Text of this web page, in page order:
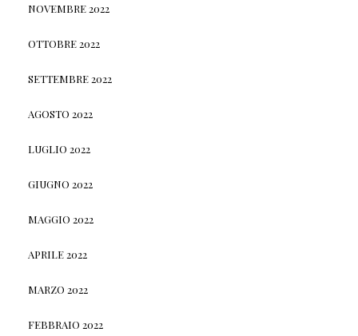
NOVEMBRE 2022
OTTOBRE 2022
SETTEMBRE 2022
AGOSTO 2022
LUGLIO 2022
GIUGNO 2022
MAGGIO 2022
APRILE 2022
MARZO 2022
FEBBRAIO 2022